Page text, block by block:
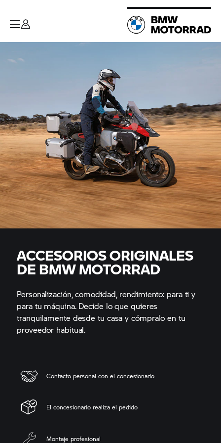
ACCESORIOS ORIGINALES
DE BMW MOTORRAD
Personalización, comodidad, rendimiento: para ti y
para tu máquina. Decide lo que quieres
tranquilamente desde tu casa y cómpralo en tu
proveedor habitual.
Contacto personal con el concesionario
El concesionario realiza el pedido
Montaje profesional